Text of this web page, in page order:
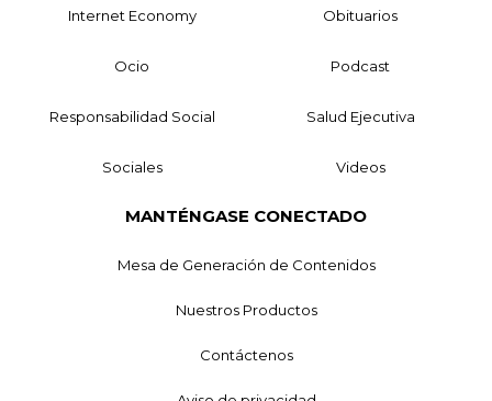
Internet Economy Obituarios
Ocio Podcast
Responsabilidad Social Salud Ejecutiva
Sociales Videos
MANTÉNGASE CONECTADO
Mesa de Generación de Contenidos
Nuestros Productos
Contáctenos